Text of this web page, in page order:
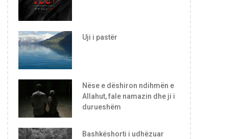
Uji i pastër
Nëse e dëshiron ndihmën e
Allahut, fale namazin dhe ji i
durueshëm
Bashkëshorti i udhëzuar